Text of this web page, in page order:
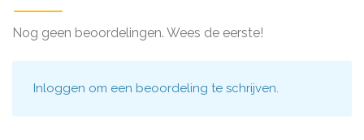
Nog geen beoordelingen. Wees de eerste!
Inloggen om een beoordeling te schrijven.